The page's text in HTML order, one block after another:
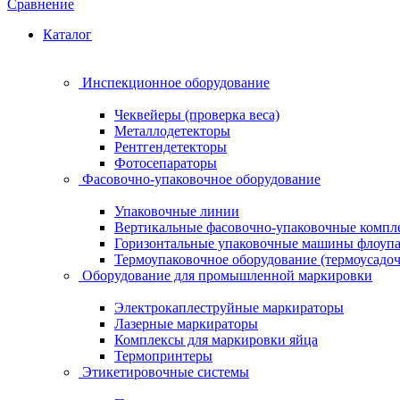
Сравнение
Каталог
Инспекционное оборудование
Чеквейеры (проверка веса)
Металлодетекторы
Рентгендетекторы
Фотосепараторы
Фасовочно-упаковочное оборудование
Упаковочные линии
Вертикальные фасовочно-упаковочные
Горизонтальные упаковочные машины
Термоупаковочное оборудование
Оборудование для промышленной маркировки
Электрокаплеструйные маркираторы
Лазерные маркираторы
Комплексы для маркировки яйца
Термопринтеры
Этикетировочные системы